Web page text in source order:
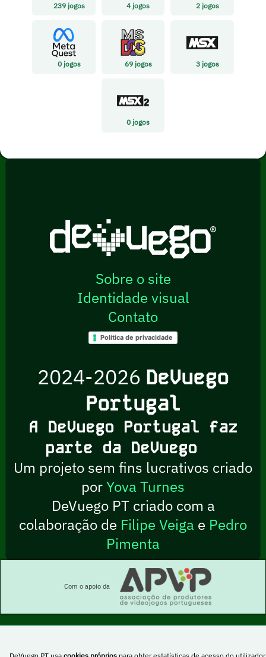
239jogos 4jogos 2 jogos
0jogos 69jogos 3 jogos
0 jogos
Sobre o site
Identidade visual
Contato
Política de privacidade
2024-2026 DeVuego
Portugal
A DeVuego Portugal faz
parte da DeVuego
Um projeto sem fins lucrativos criado
porYova Turnes
DeVuego PT criado com a
colaboração de Filipe Veiga e Pedro
Pimenta
Com o apoio da